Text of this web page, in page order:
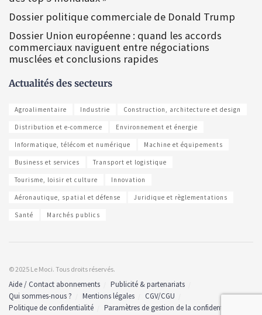
Dossier politique commerciale de Donald Trump
Dossier Union européenne : quand les accords
commerciaux naviguent entre négociations
musclées et conclusions rapides
Actualités des secteurs
Agroalimentaire Industrie Construction, architecture et design
Distribution et e-commerce Environnement et énergie
Informatique, télécom et numérique Machine et équipements
Business et services Transport et logistique
Tourisme, loisir et culture Innovation
Aéronautique, spatial et défense Juridique et règlementations
Santé Marchés publics
© 2025 Le Moci. Tous droits réservés.
Aide / Contact abonnements
Publicité & partenariats
Qui sommes-nous ?
Mentions légales
CGV/CGU
Politique de confidentialité
Paramètres de gestion de la confidentialité